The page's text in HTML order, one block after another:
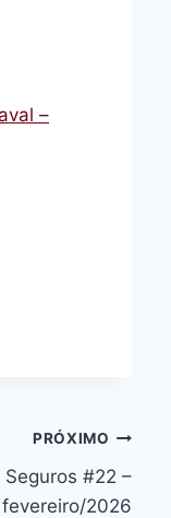
–
PRÓXIMO
#22 –
fevereiro/2026